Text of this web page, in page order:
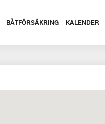
BÅTFÖRSÄKRING KALENDER